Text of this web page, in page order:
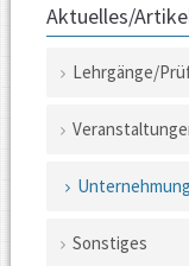
Aktuelles/
überspringen
Lehrgänge/
Sonstiges